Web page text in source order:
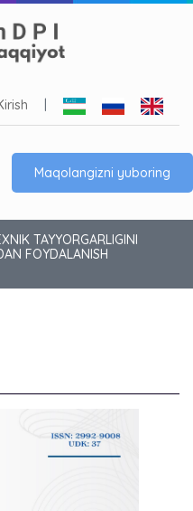
Maqolangizni yuboring
TAYYORGARLIGINI
FOYDALANISH